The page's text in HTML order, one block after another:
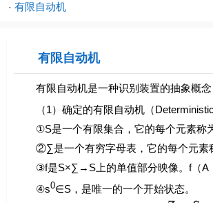
· 有限自动机
有限自动机
有限自动机是一种识别装置的抽象概念
（1）确定的有限自动机（Deterministic
①S是一个有限集合，它的每个元素称
②∑是一个有穷字母表，它的每个元素称
③f是S×∑→S上的单值部分映像。 f（A
④s0∈S，是唯一的一个开始状态。